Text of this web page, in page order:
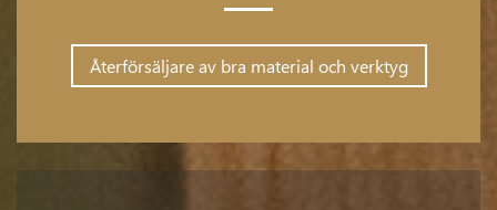
Återförsäljare av bra material och verktyg